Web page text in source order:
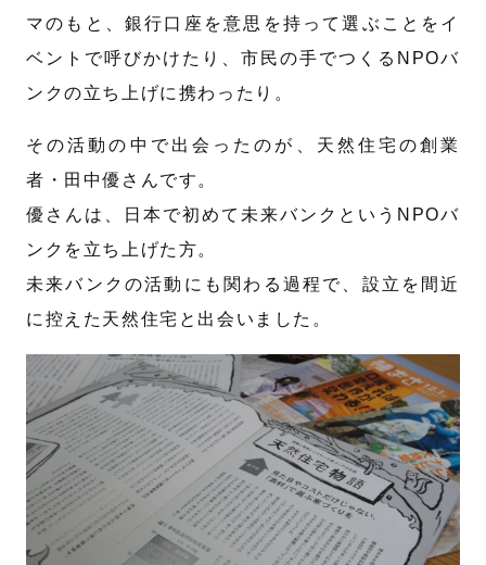
マのもと、銀行口座を意思を持って選ぶことをイ
ベントで呼びかけたり、市民の手でつくるNPOバ
ンクの立ち上げに携わったり。
その活動の中で出会ったのが、天然住宅の創業
者・田中優さんです。
優さんは、日本で初めて未来バンクというNPOバ
ンクを立ち上げた方。
未来バンクの活動にも関わる過程で、設立を間近
に控えた天然住宅と出会いました。